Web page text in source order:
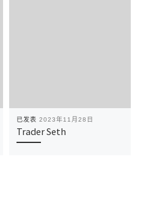
已发表 2023年11月28日
Trader Seth